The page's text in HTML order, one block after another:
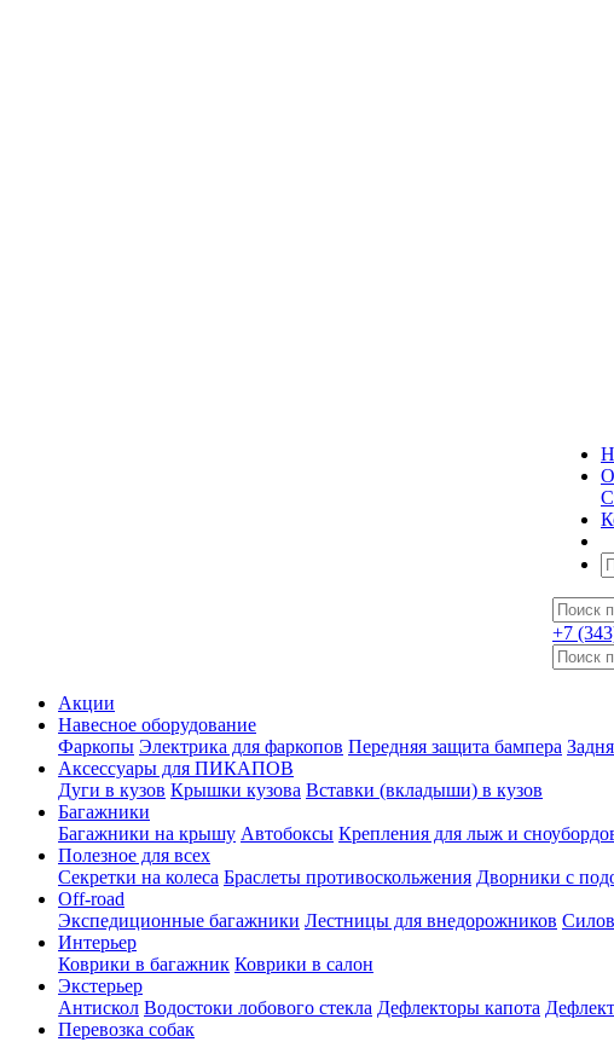
+7
Акции
Навесное оборудование
Фаркопы Электрика для фаркопов Передняя защита бампера
Аксессуары для ПИКАПОВ
Дуги в кузов Крышки кузова Вставки (вкладыши) в кузов
Багажники
Багажники на крышу Автобоксы Крепления для лыж и
Полезное для всех
Секретки на колеса Браслеты противоскольжения Дворники с
Off-road
Экспедиционные багажники Лестницы для внедорожников
Интерьер
Коврики в багажник Коврики в салон
Экстерьер
Антискол Водостоки лобового стекла Дефлекторы капота
Перевозка собак